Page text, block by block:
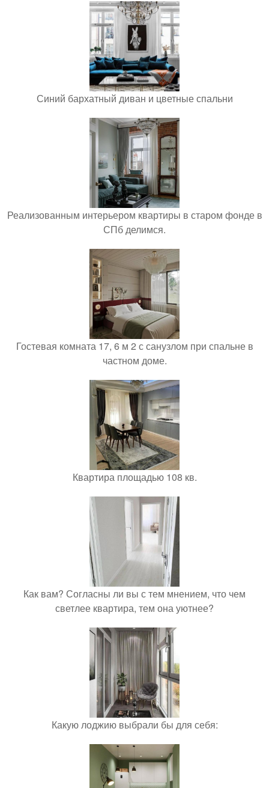
Синий бархатный диван и цветные спальни
Реализованным интерьером квартиры в старом фонде в
СПб делимся.
Гостевая комната 17, 6 м 2 с санузлом при спальне в
частном доме.
Квартира площадью 108 кв.
Как вам? Согласны ли вы с тем мнением, что чем
светлее квартира, тем она уютнее?
Какую лоджию выбрали бы для себя: